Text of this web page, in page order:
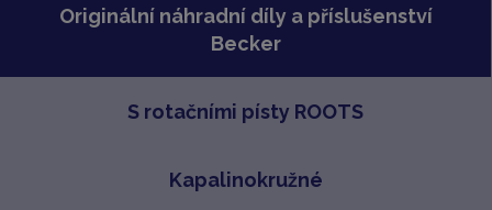
Originální náhradní díly a příslušenství
Becker
S rotačními písty ROOTS
Kapalinokružné